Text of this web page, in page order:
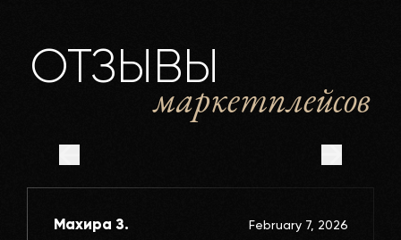
ОТЗЫВЫ
маркетплейсов
Махира З. February 7, 2026